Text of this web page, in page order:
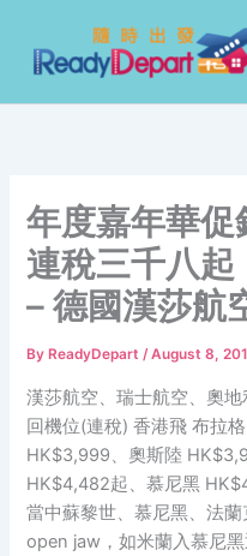
content
年度嘉年華促
連稅三千八
– 德國漢莎航
By ReadyDepart/August 8,
漢莎航空、瑞士航空、奧
回機位(連稅) 香港飛 布拉
HK$3,999、奧斯陸
HK$4,482起、慕尼黑
當中蘇黎世、慕尼黑、法
open jaw，如米蘭入慕尼